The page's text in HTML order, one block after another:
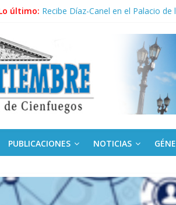
último: Sobre el aumento del límite para
Frente Amplio de Dominicana
La derecha de América Latina
MLB: Dodgers ante el espejo de
PUBLICACIONES NOTICIAS